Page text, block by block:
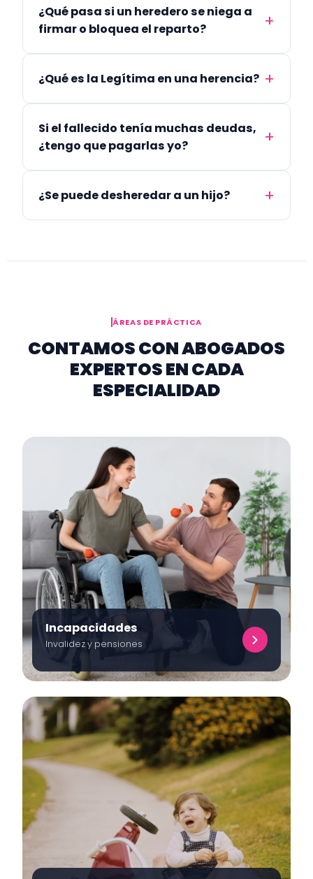
¿Qué pasa si un heredero se niega a
firmar o bloquea el reparto?
¿Qué es la Legítima en una herencia?
Si el fallecido tenía muchas deudas,
¿tengo que pagarlas yo?
¿Se puede desheredar a un hijo?
ÁREAS DE PRÁCTICA
CONTAMOS CON ABOGADOS
EXPERTOS EN CADA
ESPECIALIDAD
Incapacidades
Invalidez y pensiones